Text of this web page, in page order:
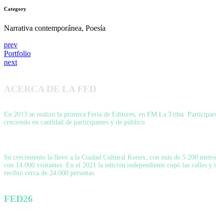
Category
Narrativa contemporánea, Poesía
prev
Portfolio
next
ACERCA DE LA FED
En 2013 se realizó la primera Feria de Editores, en FM La Tribu.
creciendo en cantidad de participantes y de público.
Su crecimiento la llevó a la Ciudad Cultural Konex, con más de 5.200
con 14.000 visitantes. En el 2021 la edición independiente copó las calles
recibió cerca de 24.000 personas.
FED26